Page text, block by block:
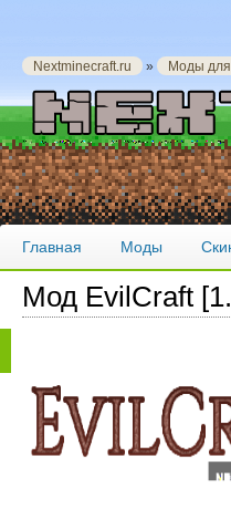
Nextminecraft.ru » Моды
Главная Моды
Мод EvilCraft